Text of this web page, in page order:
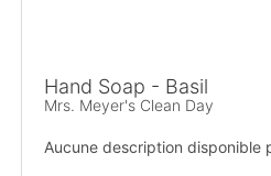
Hand Soap - Basil
Mrs. Meyer's Clean Day
Aucune description disponible